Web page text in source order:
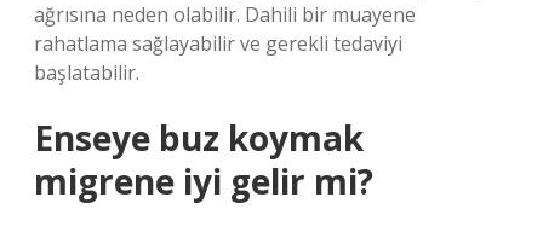
ağrısına neden olabilir. Dahili bir muayene
rahatlama sağlayabilir ve gerekli tedaviyi
başlatabilir.
Enseye buz koymak
migrene iyi gelir mi?